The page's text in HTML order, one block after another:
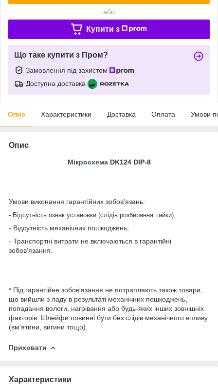
або
Купити з
Що таке купити з Пром?
Замовлення під захистом
Доступна доставка
Опис Характеристики Доставка Оплата Умови
Опис
МікросхемаDK124 DIP-8
Умови виконання гарантійних зобов'язань:
- Відсутність ознак установки (слідів розбирання пайки);
- Відсутність механічних пошкоджень;
- Транспортні витрати не включаються в гарантійні
зобов'язання.
* Під гарантійне зобов'язання не потрапляють також товари,
що вийшли з ладу в результаті механічних пошкоджень,
попадання вологи, нагрівання або будь-яких інших зовнішніх
факторів. Шлейфи повинні бути без слідів механічного впливу
(вм'ятини, вигини тощо).
Приховати
Характеристики